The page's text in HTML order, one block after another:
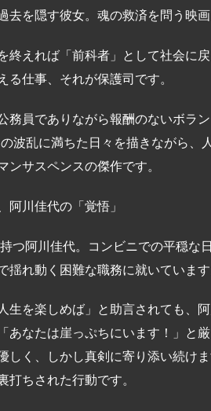
去を隠す彼女。魂の救済を問う映画
終えれば「前科者」として社会に
る仕事、それが保護司です。
務員でありながら報酬のないボラ
波乱に満ちた日々を描きながら、
サスペンスの傑作です。
阿川佳代の「覚悟」
つ阿川佳代。コンビニでの平穏な
揺れ動く困難な職務に就いています
生を楽しめば」と助言されても、
あなたは崖っぷちにいます！」と
しく、しかし真剣に寄り添い続け
打ちされた行動です。